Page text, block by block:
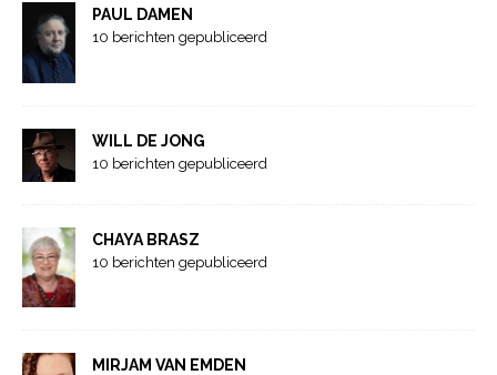
PAUL DAMEN
10 berichten gepubliceerd
WILL DE JONG
10 berichten gepubliceerd
CHAYA BRASZ
10 berichten gepubliceerd
MIRJAM VAN EMDEN